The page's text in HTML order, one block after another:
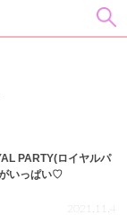
PARTY(ロイヤルパ
いっぱい♡
2021.11.4